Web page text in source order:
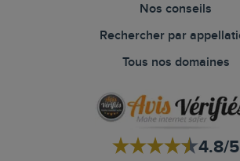
Nos conseils
Rechercher par
Tous nos domaines
4.8/5